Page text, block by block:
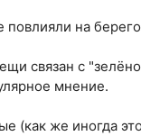
на
связан с
мнение.
(как же иногда